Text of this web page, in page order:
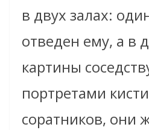
в двух залах:
отведен ему, а в
картины
портретами
соратников, они